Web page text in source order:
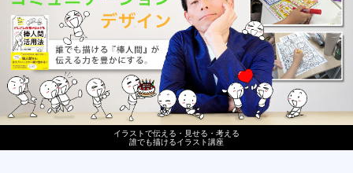
イラストで伝える・見せる・考える
誰でも描けるイラスト講座